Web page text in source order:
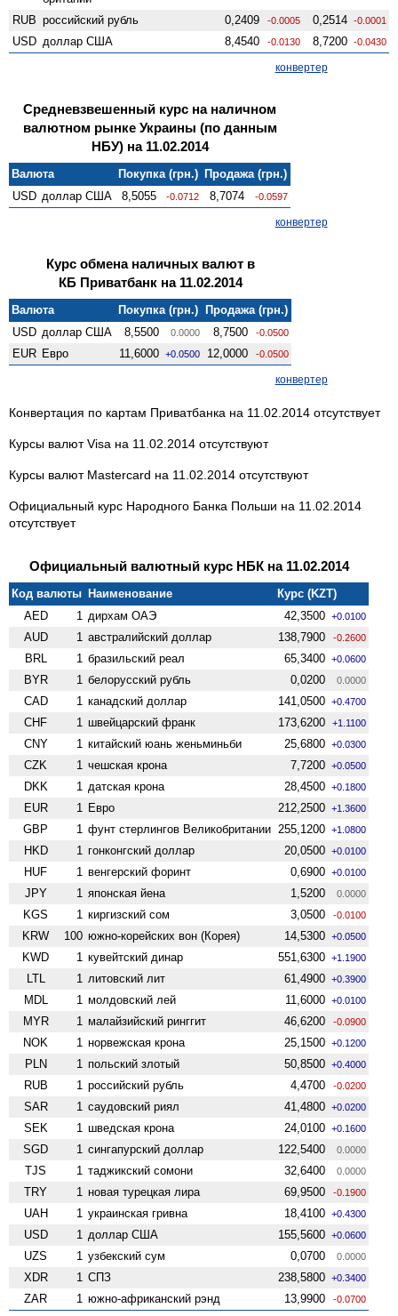
RUB российский рубль 0,2409 -0.0005 0,2514 -0.0001
USD доллар США 8,4540 -0.0130 8,7200 -0.0430
конвертер
Средневзвешенный курс на наличном
валютном рынке Украины (по данным
НБУ) на 11.02.2014
Валюта Покупка (грн.) Продажа (грн.)
USD доллар США 8,5055 -0.0712 8,7074 -0.0597
конвертер
Курс обмена наличных валют в
КБ Приватбанк на 11.02.2014
Валюта Покупка (грн.) Продажа (грн.)
USD доллар США 8,5500 0.0000 8,7500 -0.0500
EUR Евро 11,6000 +0.0500 12,0000 -0.0500
конвертер
Конвертация по картам Приватбанка на 11.02.2014 отсутствует
Курсы валют Visa на 11.02.2014 отсутствуют
Курсы валют Mastercard на 11.02.2014 отсутствуют
Официальный курс Народного Банка Польши на 11.02.2014
отсутствует
Официальный валютный курс НБК на 11.02.2014
Код валюты Наименование
Курс (KZT)
AED
1 дирхам ОАЭ 42,3500 +0.0100
AUD 1 австралийский доллар 138,7900 -0.2600
BRL 1 бразильский реал 65,3400 +0.0600
BYR 1 белорусский рубль 0,0200 0.0000
CAD 1 канадский доллар 141,0500 +0.4700
CHF 1 швейцарский франк 173,6200 +1.1100
CNY 1 китайский юань женьминьби 25,6800 +0.0300
CZK 1 чешская крона 7,7200 +0.0500
DKK 1 датская крона 28,4500 +0.1800
EUR 1 Евро 212,2500 +1.3600
GBP 1 фунт стерлингов Велико­британии 255,1200 +1.0800
HKD 1 гонконгский доллар 20,0500 +0.0100
HUF 1 венгерский форинт 0,6900 +0.0100
JPY 1 японская йена 1,5200 0.0000
KGS 1 киргизский сом 3,0500 -0.0100
KRW 100 южно-корейских вон (Корея) 14,5300 +0.0500
KWD 1 кувейтский динар 551,6300 +1.1900
LTL 1 литовский лит 61,4900 +0.3900
MDL 1 молдовский лей 11,6000 +0.0100
MYR 1 малайзийский ринггит 46,6200 -0.0900
NOK 1 норвежская крона 25,1500 +0.1200
PLN 1 польский злотый 50,8500 +0.4000
RUB 1 российский рубль 4,4700 -0.0200
SAR 1 саудовский риял 41,4800 +0.0200
SEK 1 шведская крона 24,0100 +0.1600
SGD 1 сингапурский доллар 122,5400 0.0000
TJS 1 таджикский сомони 32,6400 0.0000
TRY 1 новая турецкая лира 69,9500 -0.1900
UAH 1 украинская гривна 18,4100 +0.4300
USD 1 доллар США 155,5600 +0.0600
UZS 1 узбекский сум 0,0700 0.0000
XDR 1 СПЗ 238,5800 +0.3400
ZAR 1 южно-африканский рэнд 13,9900 -0.0700